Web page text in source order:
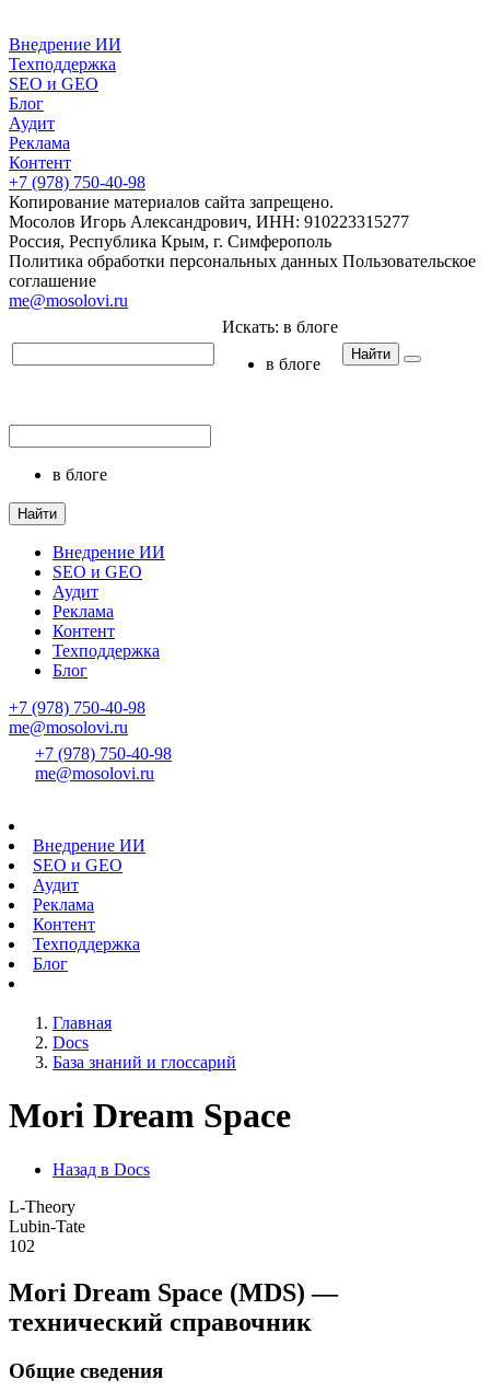
Внедрение ИИ
Техподдержка
SEO и GEO
Блог
Аудит
Реклама
Контент
+7 (978) 750-40-98
Копирование материалов сайта запрещено.
Мосолов Игорь Александрович, ИНН: 910223315277
Россия, Республика Крым, г. Симферополь
Политика обработки персональных данных Пользовательское
соглашение
me@mosolovi.ru
Искать: в блоге
в блоге
Найти
в блоге
Найти
Внедрение ИИ
SEO и GEO
Аудит
Реклама
Контент
Техподдержка
Блог
+7 (978) 750-40-98
me@mosolovi.ru
+7 (978) 750-40-98
me@mosolovi.ru
Внедрение ИИ
SEO и GEO
Аудит
Реклама
Контент
Техподдержка
Блог
Главная
Docs
База знаний и глоссарий
Mori Dream Space
Назад в Docs
L-Theory
Lubin-Tate
102
Mori Dream Space (MDS) —
технический справочник
Общие сведения